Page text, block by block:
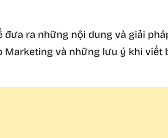
ra những nội dung và giải
và những lưu ý khi viết